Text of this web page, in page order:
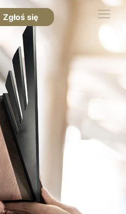
Zgłoś się